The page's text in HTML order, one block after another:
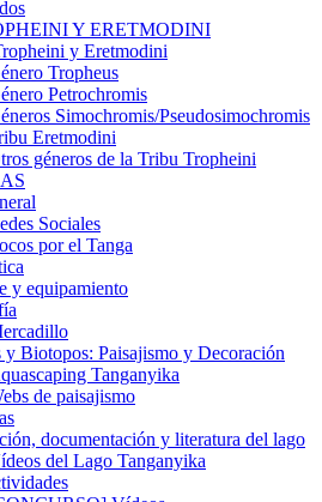
Y ERETMODINI
y Eretmodini
Tropheus
Petrochromis
Simochromis/Pseudosimochromis
Eretmodini
géneros de la Tribu Tropheini
Sociales
por el Tanga
y equipamiento
y Biotopos: Paisajismo y Decoración
Tanganyika
de paisajismo
documentación y literatura del lago
del Lago Tanganyika